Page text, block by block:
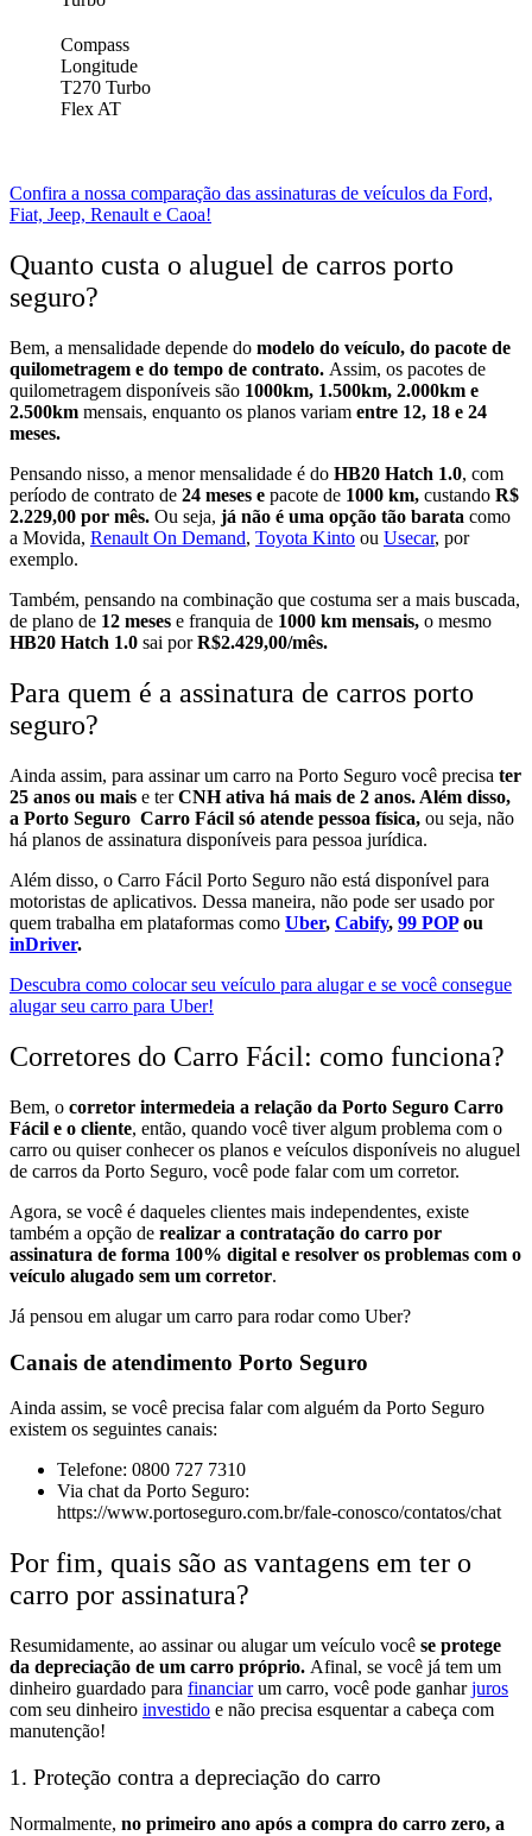
Compass
Longitude
T270 Turbo
Flex AT
Confira a nossa comparação das assinaturas de veículos da Ford,
Fiat, Jeep, Renault e Caoa!
Quanto custa o aluguel de carros porto
seguro?
Bem, a mensalidade depende do modelo do veículo, do pacote de
quilometragem e do tempo de contrato. Assim, os pacotes de
quilometragem disponíveis são 1000km, 1.500km, 2.000km e
2.500km mensais, enquanto os planos variam entre 12, 18 e 24
meses.
Pensando nisso, a menor mensalidade é do HB20 Hatch 1.0, com
período de contrato de 24 meses e pacote de 1000 km, custando R$
2.229,00 por mês. Ou seja, já não é uma opção tão barata como
a Movida, Renault On Demand, Toyota Kinto ou Usecar, por
exemplo.
Também, pensando na combinação que costuma ser a mais buscada,
de plano de 12 meses e franquia de 1000 km mensais, o mesmo
HB20 Hatch 1.0 sai porR$2.429,00/mês.
Para quem é a assinatura de carros porto
seguro?
Ainda assim, para assinar um carro na Porto Seguro você precisa ter
25 anos ou mais e terCNH ativa há mais de 2 anos. Além disso,
a Porto Seguro Carro Fácil só atende pessoa física, ou seja, não
há planos de assinatura disponíveis para pessoa jurídica.
Além disso, o Carro Fácil Porto Seguro não está disponível para
motoristas de aplicativos. Dessa maneira, não pode ser usado por
quem trabalha em plataformas como Uber, Cabify, 99 POPou
inDriver.
Descubra como colocar seu veículo para alugar e se você consegue
alugar seu carro para Uber!
Corretores do Carro Fácil: como funciona?
Bem, o corretor intermedeia a relação da Porto Seguro Carro
Fácil e o cliente, então, quando você tiver algum problema com o
carro ou quiser conhecer os planos e veículos disponíveis no aluguel
de carros da Porto Seguro, você pode falar com um corretor.
Agora, se você é daqueles clientes mais independentes, existe
também a opção de realizar a contratação do carro por
assinatura de forma 100% digital e resolver os problemas com o
veículo alugado sem um corretor.
Já pensou em alugar um carro para rodar como Uber?
Canais de atendimento Porto Seguro
Ainda assim, se você precisa falar com alguém da Porto Seguro
existem os seguintes canais:
Telefone: 0800 727 7310
Via chat da Porto Seguro:
https://www.portoseguro.com.br/fale-conosco/contatos/chat
Por fim, quais são as vantagens em ter o
carro por assinatura?
Resumidamente, ao assinar ou alugar um veículo você se protege
da depreciação de um carro próprio. Afinal, se você já tem um
dinheiro guardado para financiarum carro, você pode ganharjuros
com seu dinheiro investido e não precisa esquentar a cabeça com
manutenção!
1. Proteção contra a depreciação do carro
Normalmente, no primeiro ano após a compra do carro zero, a